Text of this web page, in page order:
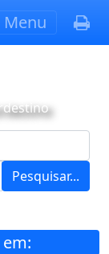
Menu
Pesquisar...